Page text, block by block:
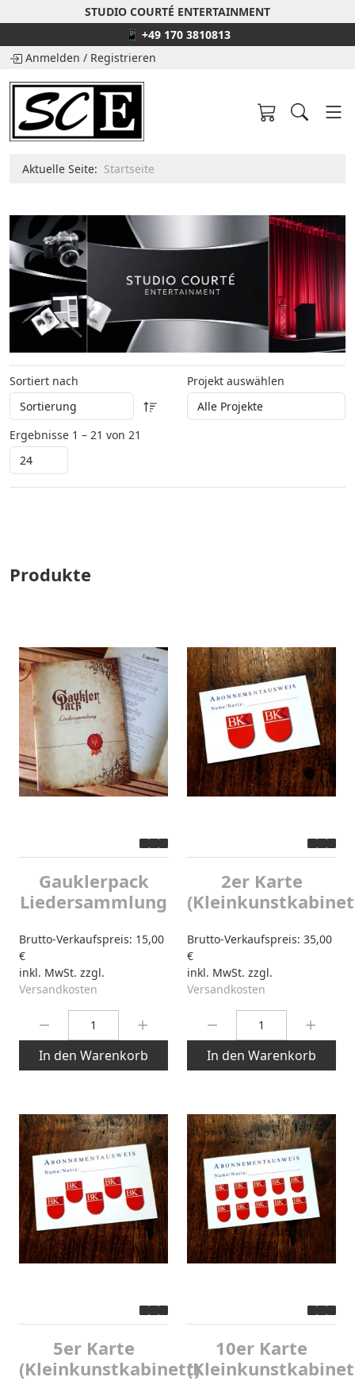
STUDIO COURTÉ ENTERTAINMENT
📱 +49 170 3810813
Anmelden / Registrieren
Aktuelle Seite: Startseite
Sortiert nach Projekt auswählen
Ergebnisse 1 – 21 von 21
Produkte
Gauklerpack
Liedersammlung
Brutto-Verkaufspreis: 15,00
€
inkl. MwSt. zzgl.
Versandkosten
In den Warenkorb
2er Karte
Brutto-Verkaufspreis: 35,00
€
inkl. MwSt. zzgl.
Versandkosten
In den Warenkorb
5er Karte
(Kleinkunstkabinett)
10er Karte